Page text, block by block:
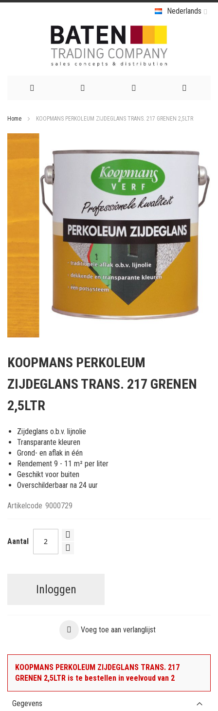
Nederlands
inhoud
Home KOOPMANS PERKOLEUM ZIJDEGLANS TRANS. 217 GRENEN 2,5LTR
het
afbeeldingen-
het
van
afbeeldingen-
KOOPMANS PERKOLEUM
ZIJDEGLANS TRANS. 217 GRENEN
2,5LTR
Zijdeglans o.b.v. lijnolie
Transparante kleuren
Grond- en aflak in één
Rendement 9 - 11 m² per liter
Geschikt voor buiten
Overschilderbaar na 24 uur
Artikelcode 9000729
Aantal
Inloggen
Voeg toe aan verlanglijst
KOOPMANS PERKOLEUM ZIJDEGLANS TRANS. 217
GRENEN 2,5LTR is te bestellen in veelvoud van 2
Gegevens